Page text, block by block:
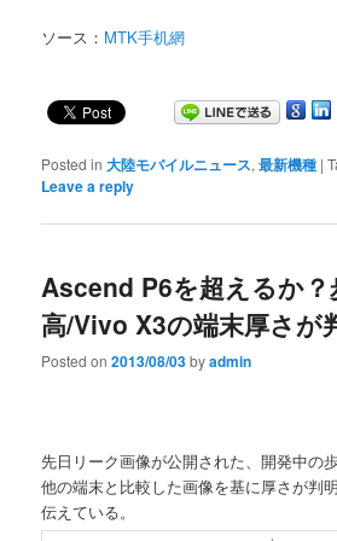
ソース： MTK手机網
Posted in 大陸モバイルニュース,最新機種 |
Leave a reply
Ascend P6を超えるか？
高/Vivo X3の端末厚さが
Posted on2013/08/03byadmin
先日リーク画像が公開された、開発中の
他の端末と比較した画像を基に厚さが判
伝えている。